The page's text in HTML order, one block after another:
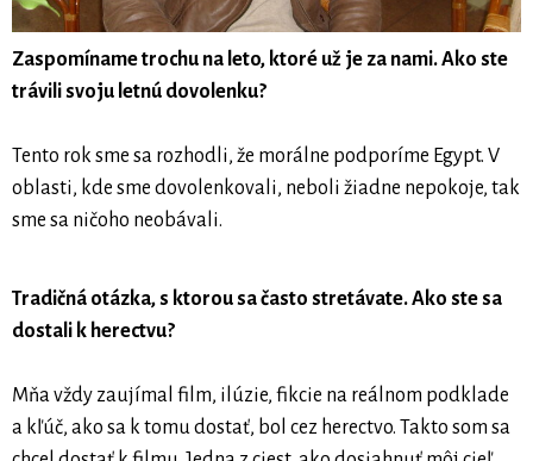
Zaspomíname trochu na leto, ktoré už je za nami. Ako ste
trávili svoju letnú dovolenku?
Tento rok sme sa rozhodli, že morálne podporíme Egypt. V
oblasti, kde sme dovolenkovali, neboli žiadne nepokoje, tak
sme sa ničoho neobávali.
Tradičná otázka, s ktorou sa často stretávate. Ako ste sa
dostali k herectvu?
Mňa vždy zaujímal film, ilúzie, fikcie na reálnom podklade
a kľúč, ako sa k tomu dostať, bol cez herectvo. Takto som sa